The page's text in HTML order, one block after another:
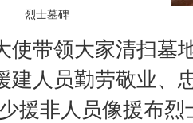
烈士墓碑
使带领大家清扫墓
建人员勤劳敬业、
援非人员像援布